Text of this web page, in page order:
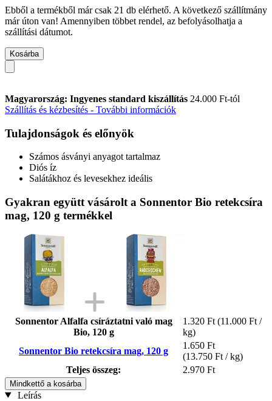
Ebből a termékből már csak 21 db elérhető. A következő szállítmány
már úton van! Amennyiben többet rendel, az befolyásolhatja a
szállítási dátumot.
Kosárba
Magyarország: Ingyenes standard kiszállítás 24.000 Ft-tól
Szállítás és kézbesítés - További információk
Tulajdonságok és előnyök
Számos ásványi anyagot tartalmaz
Diós íz
Salátákhoz és levesekhez ideális
Gyakran együtt vásárolt a Sonnentor Bio retekcsíra
mag, 120 g termékkel
Sonnentor Alfalfa csíráztatni való mag
Bio, 120 g
1.320 Ft (11.000 Ft /
kg)
Sonnentor Bio retekcsíra mag, 120 g
1.650 Ft
(13.750 Ft / kg)
Teljes összeg:
2.970 Ft
Mindkettő a kosárba
Leírás